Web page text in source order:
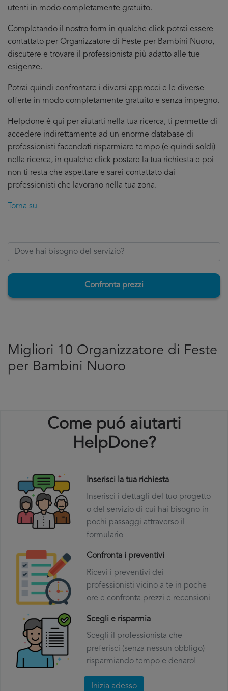
utenti in modo completamente gratuito.
Completando il nostro form in qualche click potrai essere
contattato per Organizzatore di Feste per Bambini Nuoro,
discutere e trovare il professionista più adatto alle tue
esigenze.
Potrai quindi confrontare i diversi approcci e le diverse
offerte in modo completamente gratuito e senza impegno.
Helpdone è qui per aiutarti nella tua ricerca, ti permette di
accedere indirettamente ad un enorme database di
professionisti facendoti risparmiare tempo (e quindi soldi)
nella ricerca, in qualche click postare la tua richiesta e poi
non ti resta che aspettare e sarei contattato dai
professionisti che lavorano nella tua zona.
Torna su
Confronta prezzi
Migliori 10 Organizzatore di Feste
per Bambini Nuoro
Come puó aiutarti
HelpDone?
Inserisci la tua richiesta
Inserisci i dettagli del tuo progetto
o del servizio di cui hai bisogno in
pochi passaggi attraverso il
formulario
Confronta i preventivi
Ricevi i preventivi dei
professionisti vicino a te in poche
ore e confronta prezzi e recensioni
Scegli e risparmia
Scegli il professionista che
preferisci (senza nessun obbligo)
risparmiando tempo e denaro!
Inizia adesso